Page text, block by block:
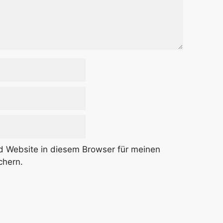
Website in diesem Browser für meinen